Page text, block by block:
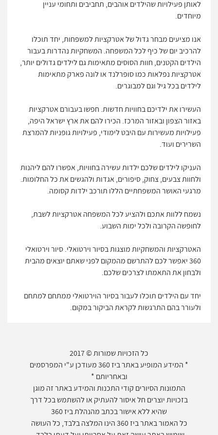
לאותן פעילויות שהילדים אוהבים, תחביבים ותחומי עניין
מיוחדים.
אנו מציעים מבחר גדול של אטרקציות למשפחות, יחד תוכלו
להרכיב יום של כיף לכל המשפחה. המשחקיות נהדרות בעבור
הילדים הקטנים, חוות הסוסים מתאימות גם לילדים גדולים יותר,
אטרקציות נפלאות כמו סופרלנד או לונה פארק מתאימות
לילדים בכל גיל וגם למבוגרים.
העשירו את ילדיכם בחוויות חדשות. חפשו בעבורם אטרקציות
באזור הצפון ובאזור המרכז. הכירו להם את ארץ ישראל היפה,
פעילויות מעשירות עם היבט לימודי, פעילויות גופניות להמרצת
השרירים ועוד.
העניקו לילדים שלכם ילדות עשירה בחוויות, אפשרו להם ליהנות
ולחוות צבעים, צחוק, סיפורים, אגדות ולהגשים את כל החלומות.
מרגעי האושר המשפחתיים הללו תורכב ילדות קסומה.
נשמח ללוות אתכם ולהציע לכל המשפחה אטרקציות לשבת,
לחופשה הקרובה ולכל ימות השבוע.
האטרקציות והמשחקיות מוצגות בסיור וירטואלי. סיור וירטואלי
360 יאפשר לכם להתרשם מהמקום לפני שאתם יוצאים מהבית
ולבחון את התאמתו לצרכים שלכם.
יחד עם הילדים תוכלו לעבור בסיור הוירטואלי ממתחם למתחם
ולעורר בהם התרגשות לקראת הביקור במקום.
כל הזכויות שמורות © 2017
* המידע המופיע באתר ביז 360 מעודכן ע"י המפרסמים
ובאחריותם *
התמונות הסיורים קודי התכנות והמידע באתר זה מוגן
בזכויות יוצרים חל איסור להעתיק או להשתמש בכל דרך
שהיא ללא אישור בכתב מהנהלת ביז 360
כל האמור באתר ביז 360 הינו המלצה בלבד, כל העושה